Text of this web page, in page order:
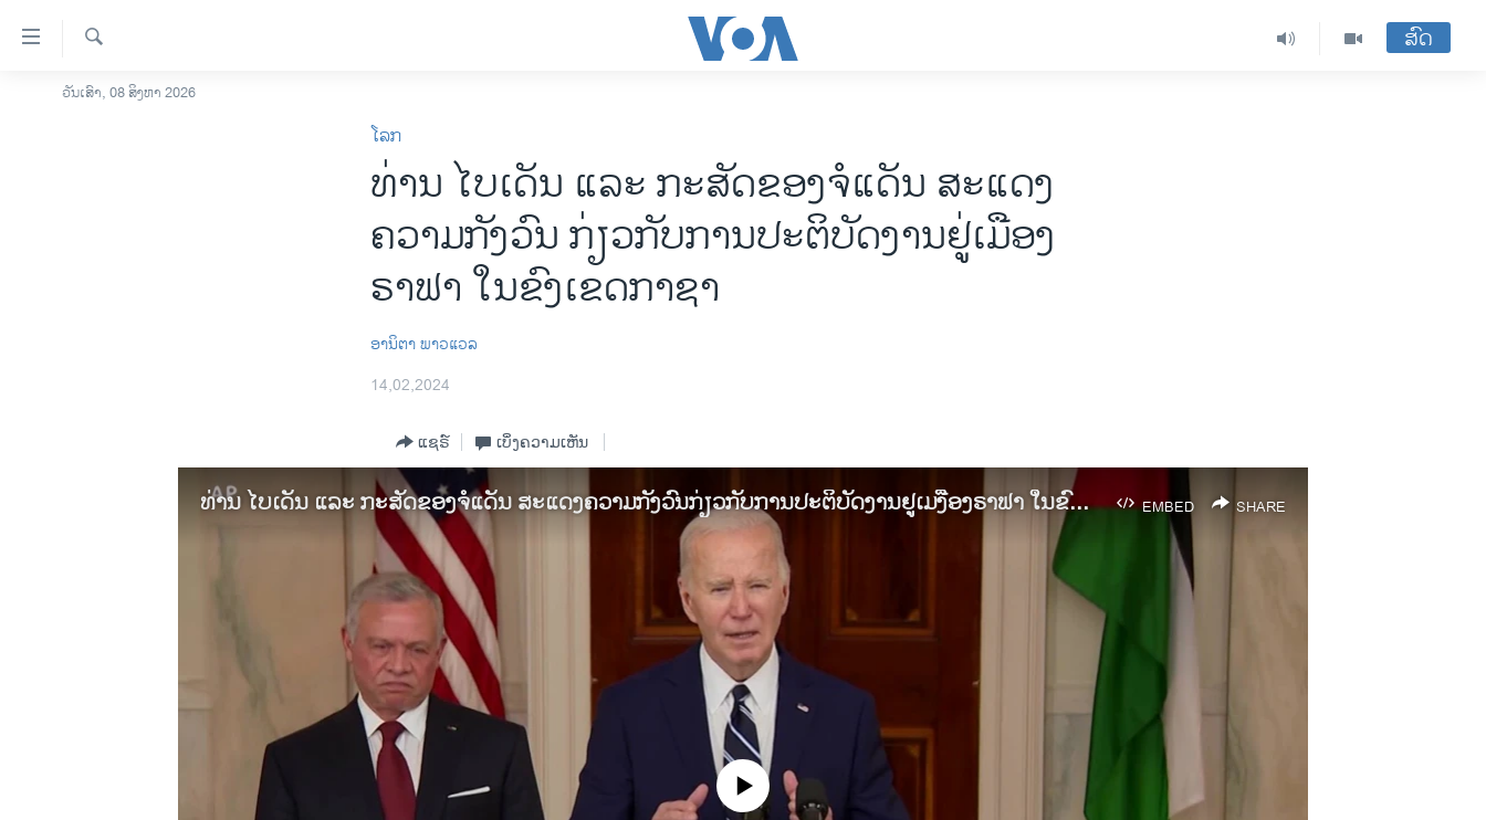
ລິ້ງ
ສຳຫລັບ
ໂຮມເພຈ
ຄົ້ນຫາ
ສົດ
ວັນເສົາ, 08 ສິງຫາ 2026
ໂລກ
ທ່ານ ໄບເດັນ ແລະ ກະສັດຂອງຈໍແດັນ ສະແດງ
ຄວາມກັງວົນ ກ່ຽວກັບການປະຕິບັດງານ​ຢູ່ເມືອງ
ຣາຟາ ໃນຂົງເຂດກາຊາ
ອານິຕາ ພາວແວລ
14,02,2024
ແຊຣ໌ ເບິ່ງຄວາມເຫັນ
EMBED SHARE
ທ່ານ ໄບເດັນ ແລະ ກະສັດຂອງຈໍແດັນ ສະແດງຄວາມກັງວົນກ່ຽວກັບການປະຕິບັດງານຢູເມງືອງຣາຟາ ໃນຂົງເຂດກາຊາ
No media source currently available